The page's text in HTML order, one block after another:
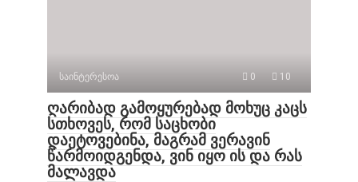
საინტერესოა 0 10
ღარიბად გამოყურებად მოხუც კაცს
სთხოვეს, რომ საცხობი
დაეტოვებინა, მაგრამ ვერავინ
წარმოიდგენდა, ვინ იყო ის და რას
მალავდა